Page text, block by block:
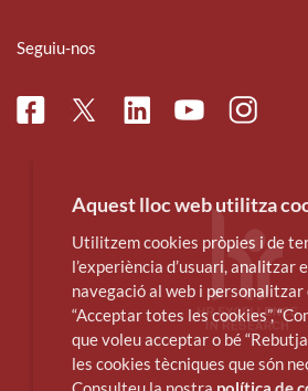
Seguiu-nos
FacebookTwitterLinkedinYoutube
Aquest lloc web utilitza
Utilitzem cookies pròpies i de
l’experiència d’usuari, analitzar
navegació al web i
“Acceptar totes les cookies”,
que voleu acceptar o bé
les cookies tècniques que són